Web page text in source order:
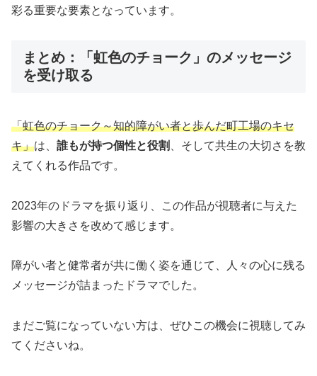
彩る重要な要素となっています。
まとめ：「虹色のチョーク」のメッセージ
を受け取る
「虹色のチョーク～知的障がい者と歩んだ町工場のキセ
キ」は、 誰もが持つ個性と役割
、そして共生の大切さを教
えてくれる作品です。
2023年のドラマを振り返り、この作品が視聴者に与えた
影響の大きさを改めて感じます。
障がい者と健常者が共に働く姿を通じて、人々の心に残る
メッセージが詰まったドラマでした。
まだご覧になっていない方は、ぜひこの機会に視聴してみ
てくださいね。